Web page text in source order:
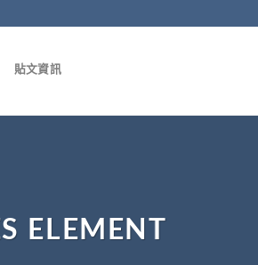
貼文資訊
ELEMENT